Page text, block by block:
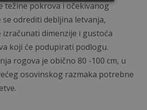
težine pokrova i očekivanog
odrediti debljina letvanja,
dimenzije i gustoća
koji će podupirati podlogu.
rogova je obično 80 -100 cm, u
osovinskog razmaka potrebne